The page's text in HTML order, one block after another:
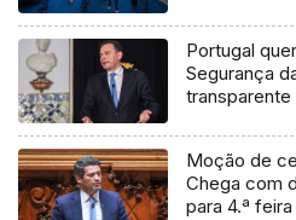
Portugal
Segurança
Moção de
Chega com
para 4.ª feira